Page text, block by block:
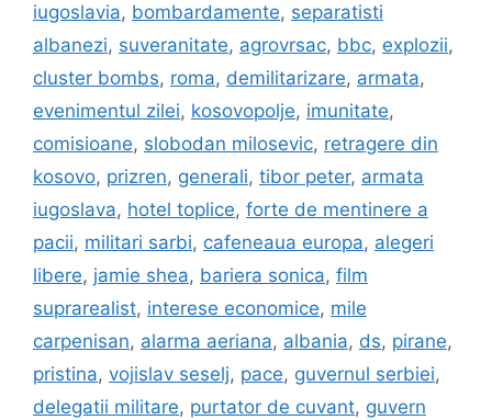
iugoslavia, bombardamente, separatisti
albanezi, suveranitate, agrovrsac, bbc, explozii,
cluster bombs, roma, demilitarizare, armata,
evenimentul zilei, kosovopolje, imunitate,
comisioane, slobodan milosevic, retragere din
kosovo, prizren, generali, tibor peter, armata
iugoslava, hotel toplice, forte de mentinere a
pacii, militari sarbi, cafeneaua europa, alegeri
libere, jamie shea, bariera sonica, film
suprarealist, interese economice, mile
carpenisan, alarma aeriana, albania, ds, pirane,
pristina, vojislav seselj, pace, guvernul serbiei,
delegatii militare, purtator de cuvant, guvern